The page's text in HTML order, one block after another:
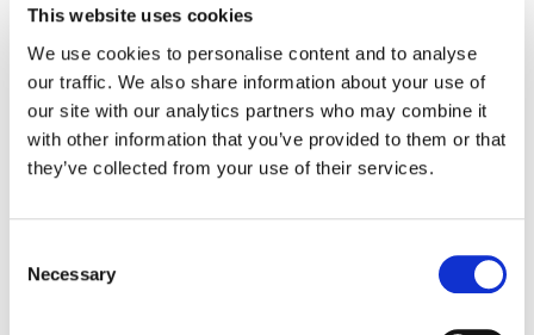
This website uses cookies
We use cookies to personalise content and to analyse
our traffic. We also share information about your use of
our site with our analytics partners who may combine it
with other information that you’ve provided to them or that
they’ve collected from your use of their services.
Selection
Necessary
března).UNHCR: Z Ukrajiny uprchlo po ruské invazi už více než
milion lidí
. Získáno 16. března 2022 z webových stránek
noviny:https://www.ceskenoviny.cz/zpravy/unhcr-z-ukrajiny-
uprchlo-po-ruske-invazi-uz-vice-nez-milion-lidi/2171081
Morgan, H. (Revize 2022, 16. března).Jak pomoci uprchlíkům z
Ukrajiny [How to help refugees from Ukraine](Z. Meeker a B.
Neposkytuje čtenáři konkrétní pokyny, rady ani doporučení. S
otázkami týkajícími se vaší konkrétní situace se můžete obrátit